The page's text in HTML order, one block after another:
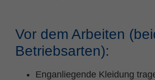
Vor dem Arbeiten
Betriebsarten):
Enganliegende Kleidung